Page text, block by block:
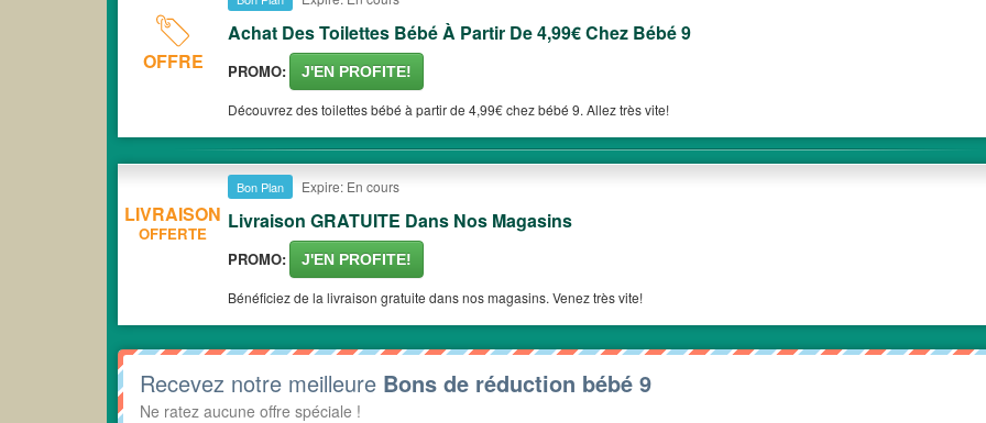
OFFRE
Achat Des Toilettes Bébé À Partir De 4,99€ Chez Bébé 9
PROMO: J'EN PROFITE!
Découvrez des toilettes bébé à partir de 4,99€ chez bébé 9. Allez très vite!
LIVRAISON
OFFERTE
Bon Plan Expire: En cours
Livraison GRATUITE Dans Nos Magasins
PROMO: J'EN PROFITE!
Bénéficiez de la livraison gratuite dans nos magasins. Venez très vite!
Recevez notre meilleure Bons de réduction bébé 9
Ne ratez aucune offre spéciale !